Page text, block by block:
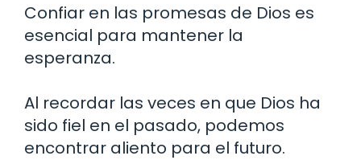
Confiar en las promesas de Dios es
esencial para mantener la
esperanza.
Al recordar las veces en que Dios ha
sido fiel en el pasado, podemos
encontrar aliento para el futuro.